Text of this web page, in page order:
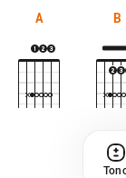
A B